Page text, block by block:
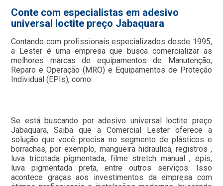
Conte com especialistas em adesivo
universal loctite preço Jabaquara
Contando com profissionais especializados desde 1995,
a Lester é uma empresa que busca comercializar as
melhores marcas de equipamentos de Manutenção,
Reparo e Operação (MRO) e Equipamentos de Proteção
Individual (EPIs), como:
Se está buscando por adesivo universal loctite preço
Jabaquara, Saiba que a Comercial Lester oferece a
solução que você precisa no segmento de plásticos e
borrachas, por exemplo, mangueira hidraulica, registros ,
luva tricotada pigmentada, filme stretch manual , epis,
luva pigmentada preta, entre outros serviços. Isso
acontece graças aos investimentos da empresa com